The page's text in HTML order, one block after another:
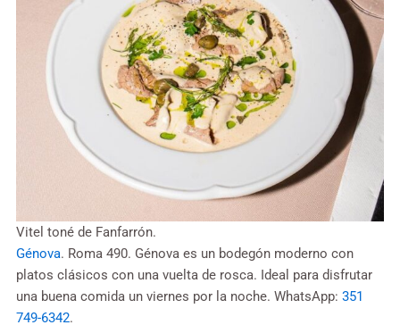
Vitel toné de Fanfarrón.
Génova. Roma 490. Génova es un bodegón moderno con
platos clásicos con una vuelta de rosca. Ideal para disfrutar
una buena comida un viernes por la noche. WhatsApp: 351
749-6342.